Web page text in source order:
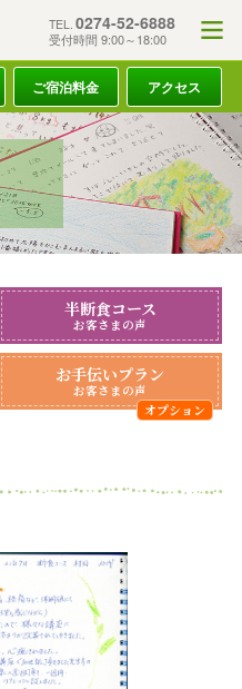
TEL. 0274-52-6888
受付時間 9:00～18:00
ご宿泊料金 アクセス
半断食コース
お客さまの声
お手伝いプラン
お客さまの声